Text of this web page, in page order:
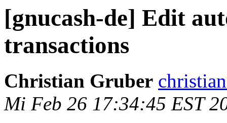
[gnucash-de] Edit
transactions
Christian Gruber
Mi Feb 26 17:34:45 EST